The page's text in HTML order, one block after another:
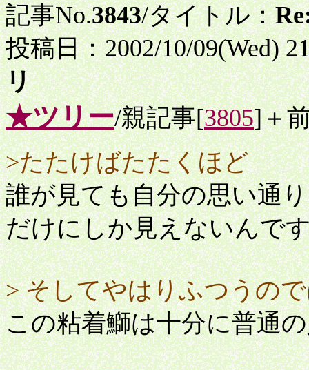
記事No.3843/タイトル：
投稿日：2002/10/09(Wed)
リ
★ツリー/親記事[3805]＋
>たたけばたたくほど
誰が見ても自分の思い通
だけにしか見えないんで
> そしてやはりふつうの
この粘着鰤は十分に普通